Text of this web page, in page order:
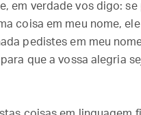
em verdade vos digo:
coisa em meu nome,
pedistes em meu
que a vossa alegria